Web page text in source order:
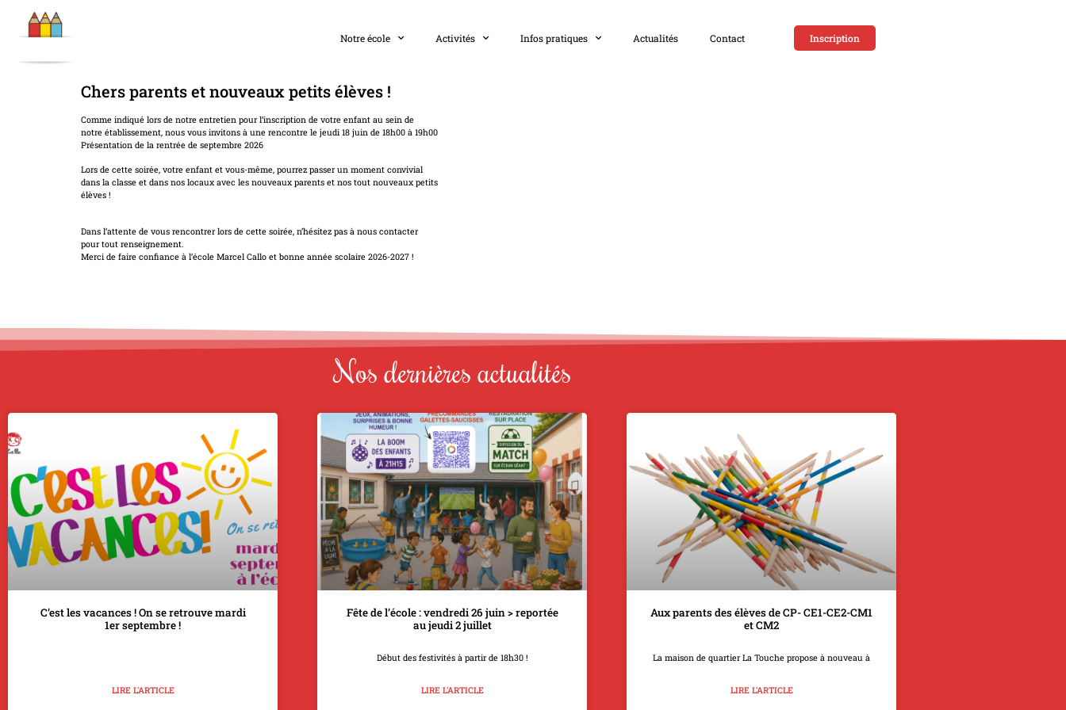
Notre école Activités Infos pratiques Actualités Contact Inscription
Chers parents et nouveaux petits élèves !
Comme indiqué lors de notre entretien pour l’inscription de votre enfant au sein de
notre établissement, nous vous invitons à une rencontre le jeudi 18 juin de 18h00 à 19h00
Présentation de la rentrée de septembre 2026
Lors de cette soirée, votre enfant et vous-même, pourrez passer un moment convivial
dans la classe et dans nos locaux avec les nouveaux parents et nos tout nouveaux petits
élèves !
Dans l’attente de vous rencontrer lors de cette soirée, n’hésitez pas à nous contacter
pour tout renseignement.
Merci de faire confiance à l’école Marcel Callo et bonne année scolaire 2026-2027 !
Nos dernières actualités
C’est les vacances ! On se retrouve mardi
1er septembre !
LIRE L'ARTICLE
Fête de l’école : vendredi 26 juin > reportée
au jeudi 2 juillet
Début des festivités à partir de 18h30 !
LIRE L'ARTICLE
Aux parents des élèves de CP- CE1-CE2-CM1
et CM2
La maison de quartier La Touche propose à nouveau à
LIRE L'ARTICLE